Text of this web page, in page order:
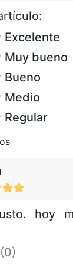
Excelente
Muy bueno
Bueno
Medio
Regular
hoy
I do not